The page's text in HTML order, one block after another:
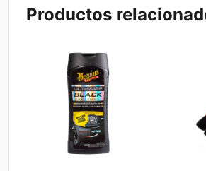
Productos